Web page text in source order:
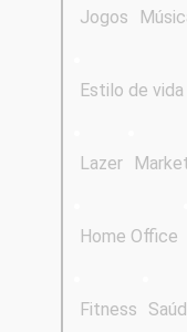
Jogos
Estilo de vida
Lazer
Home Office
Fitness